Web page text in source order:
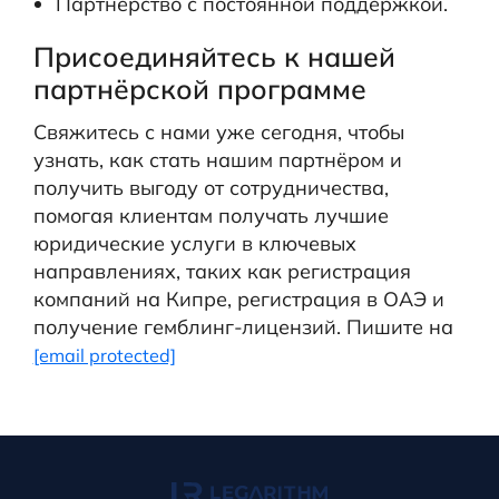
Присоединяйтесь к нашей
партнёрской программе
Свяжитесь с нами уже сегодня, чтобы
узнать, как стать нашим партнёром и
получить выгоду от сотрудничества,
помогая клиентам получать лучшие
юридические услуги в ключевых
направлениях, таких как регистрация
компаний на Кипре, регистрация в ОАЭ и
получение гемблинг-лицензий. Пишите на
[email protected]